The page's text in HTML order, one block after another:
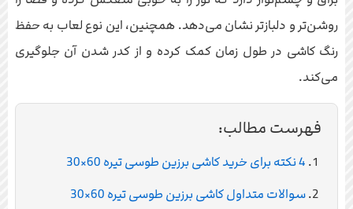
روشن‌تر و دلبازتر نشان می‌دهد. همچنین، این نوع لعاب به حفظ
رنگ کاشی در طول زمان کمک کرده و از کدر شدن آن جلوگیری
می‌کند.
فهرست مطالب:
4 نکته برای خرید کاشی برزین طوسی تیره 60×30
سوالات متداول کاشی برزین طوسی تیره 60×30